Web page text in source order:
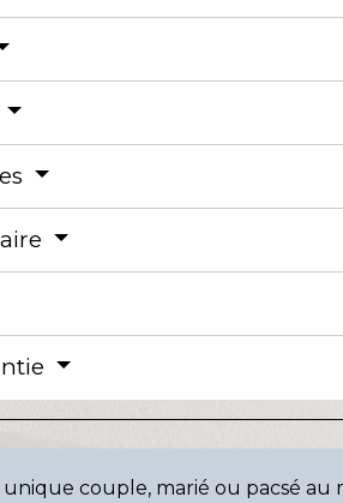
couple, marié ou pacsé au